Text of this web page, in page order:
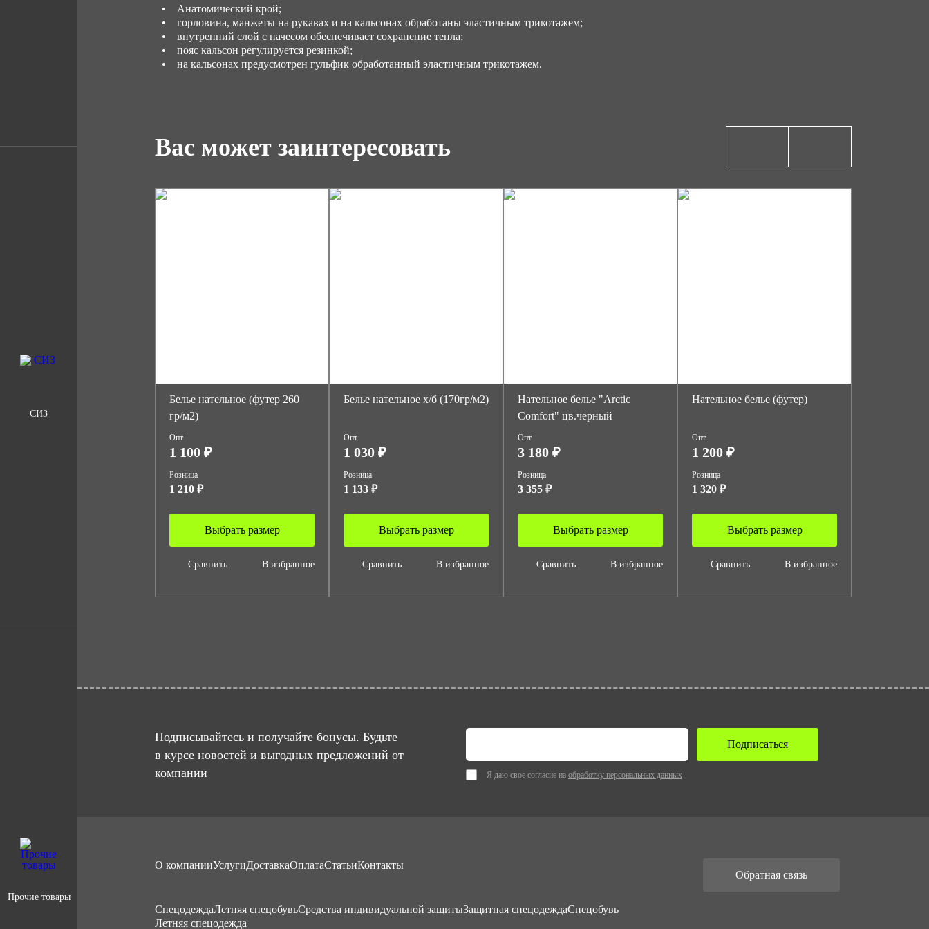
СИЗ
Прочие товары
• Анатомический крой;
• горловина, манжеты на рукавах и на кальсонах обработаны эластичным трикотажем;
• внутренний слой с начесом обеспечивает сохранение тепла;
• пояс кальсон регулируется резинкой;
• на кальсонах предусмотрен гульфик обработанный эластичным трикотажем.
Вас может заинтересовать
Белье нательное (футер 260
гр/м2)
Опт
1 100 ₽
Розница
1 210 ₽
Выбрать размер
Сравнить В избранное
Белье нательное х/б (170гр/м2)
Опт
1 030 ₽
Розница
1 133 ₽
Выбрать размер
Сравнить В избранное
Нательное белье "Arctic
Comfort" цв.черный
Опт
3 180 ₽
Розница
3 355 ₽
Выбрать размер
Сравнить В избранное
Нательное белье (футер)
Опт
1 200 ₽
Розница
1 320 ₽
Выбрать размер
Сравнить В избранное
Подписывайтесь и получайте бонусы. Будьте
в курсе новостей и выгодных предложений от
компании
Я даю свое согласие на обработку персональных данных
Подписаться
О компанииУслугиДоставкаОплатаСтатьиКонтакты
CпецодеждаЛетняя спецобувьСредства индивидуальной защитыЗащитная спецодеждаСпецобувь
Летняя спецодежда
Обратная связь